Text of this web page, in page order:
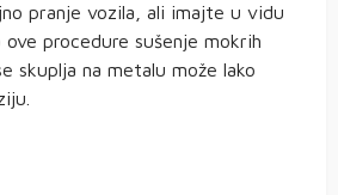
pranje vozila, ali imajte u vidu
procedure sušenje mokrih
skuplja na metalu može lako